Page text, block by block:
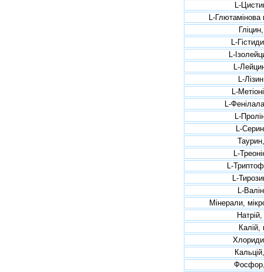
L-
L-Глютамінова
L-
L-
L-
L-
L-
L-
L-
L-
L-
L-
L-
L-
Мінерали,
Калій,